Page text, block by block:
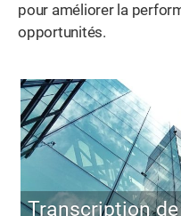
pour améliorer la
opportunités.
Transcription